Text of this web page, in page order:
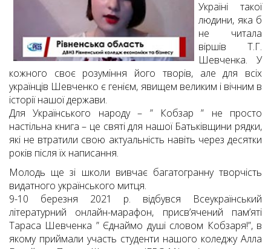
Україні такої
людини, яка б
не читала
віршів Т.Г.
Шевченка. У
кожного своє розуміння його творів, але для всіх
українців Шевченко є генієм, явищем великим і вічним в
історії нашої держави.
Для Українського народу – ” Кобзар ” не просто
настільна книга – це святі для нашої Батьківщини рядки,
які не втратили свою актуальність навіть через десятки
років після їх написання.
Молодь ще зі школи вивчає багатогранну творчість
видатного українського митця.
9-10 березня 2021 р. відбувся Всеукраїнський
літературний онлайн-марафон, присв’ячений пам’яті
Тараса Шевченка ” Єднаймо душі словом Кобзаря!”, в
якому приймали участь студенти нашого коледжу Алла